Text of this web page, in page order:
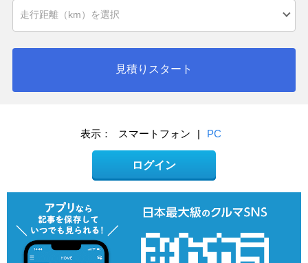
見積りスタート
表示： スマートフォン | PC
ログイン